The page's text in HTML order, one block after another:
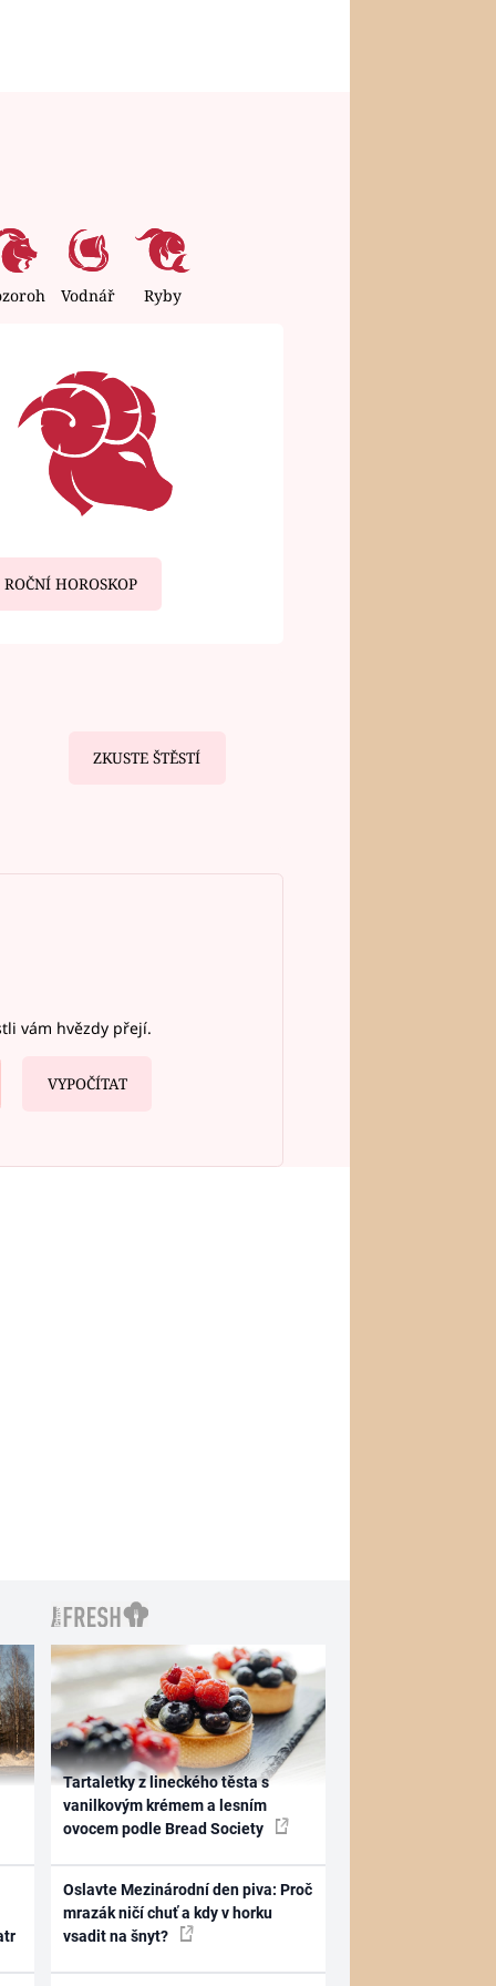
Vodnář Ryby
ROČNÍ HOROSKOP
ZKUSTE ŠTĚSTÍ
vám hvězdy přejí.
VYPOČÍTAT
Tartaletky z lineckého těsta s
vanilkovým krémem a lesním
ovocem podle Bread Society
Oslavte Mezinárodní den piva: Proč
mrazák ničí chuť a kdy v horku
vsadit na šnyt?